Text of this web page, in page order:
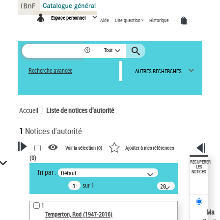
Espace personnel Aide Une question ? Historique
Tout
Recherche avancée AUTRES RECHERCHES
Accueil Liste de notices d’autorité
1 Notices d'autorité
VOTRE RECHERCHE
Recherche avancée dans les
notices d’autorité
Œuvres liées à l'auteur :
Temperton, Rod (1947-2016)
Voir la sélection (0) Ajouter à mes références
(0)
Tri par : Défaut
sur 1
20
résultats/page
1
Temperton, Rod (1947-2016)
RÉCUPÉRER
LES
NOTICES
Ma
Panneau de gestion des cookies